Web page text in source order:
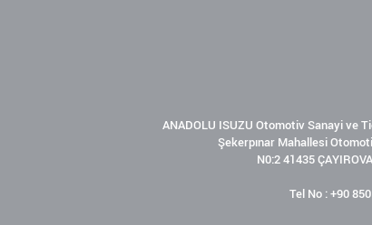
ANADOLU ISUZU Otomotiv Sanayi ve
Şekerpınar Mahallesi
N0:2 41435
Tel No : +90